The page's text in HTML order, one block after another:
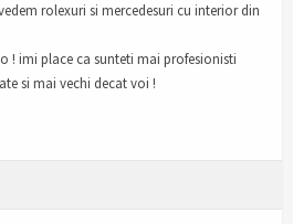
rolexuri si mercedesuri cu interior din
! imi place ca sunteti mai profesionisti
si mai vechi decat voi !